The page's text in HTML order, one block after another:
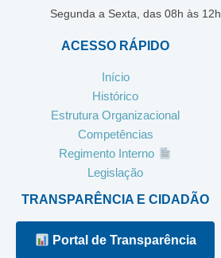
Segunda a Sexta, das 08h às 12h
ACESSO RÁPIDO
Início
Histórico
Estrutura Organizacional
Competências
Regimento Interno
Legislação
TRANSPARÊNCIA E CIDADÃO
Portal de Transparência